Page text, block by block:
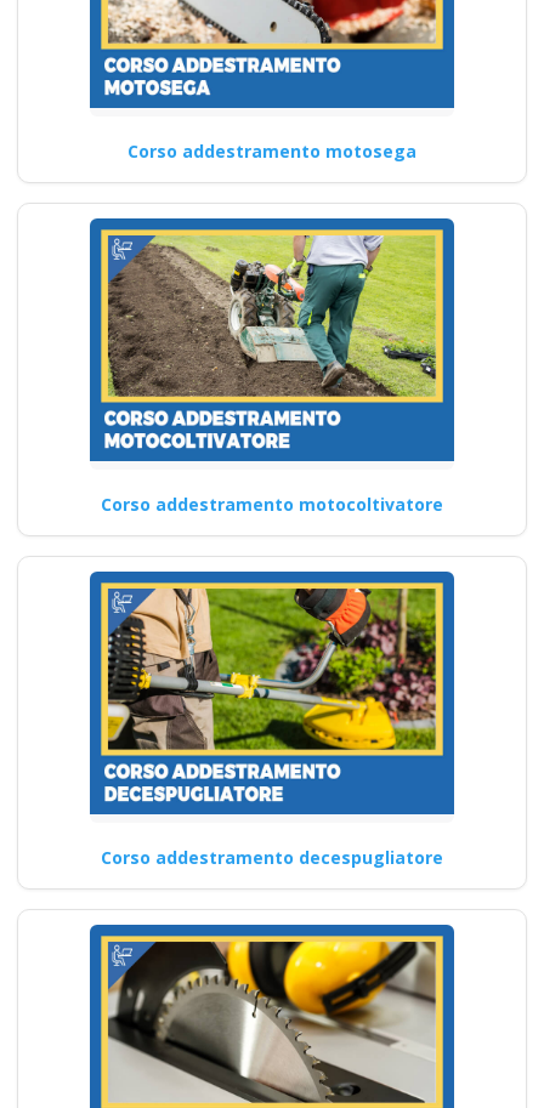
Corso addestramento motosega
Corso addestramento motocoltivatore
Corso addestramento decespugliatore